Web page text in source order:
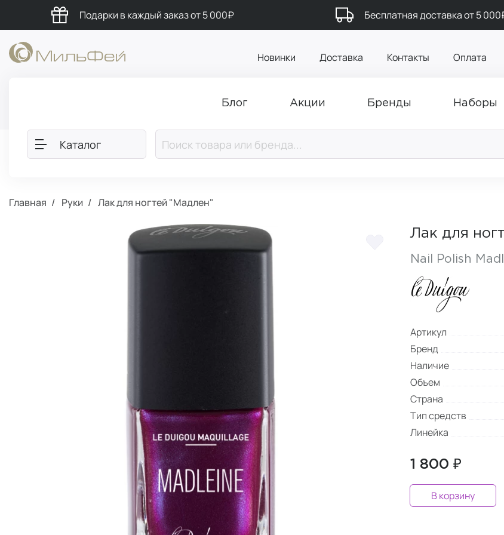
Подарки в каждый заказ от 5 000₽ Бесплатная доставка от 5
Новинки Доставка Контакты Оплата
Блог Акции Бренды Наборы
Каталог
Главная Руки Лак для ногтей "Мадлен"
Лак для
Nail Polish
Артикул
Бренд
Наличие
Объем
Страна
Тип средств
Линейка
1 800 ₽
В корзину